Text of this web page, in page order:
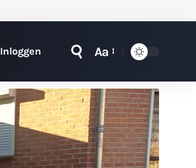
Inloggen Aa